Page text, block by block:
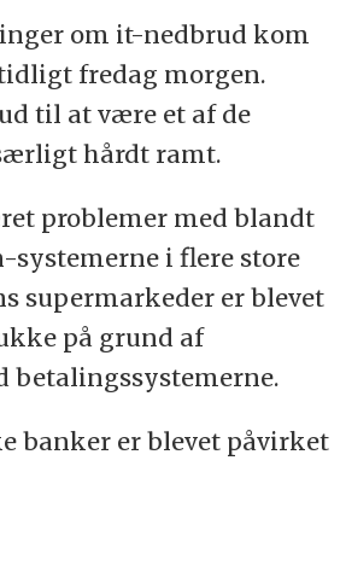
om it-nedbrud kom
fredag morgen.
til at være et af de
hårdt ramt.
problemer med blandt
systemerne i flere store
supermarkeder er blevet
på grund af
betalingssystemerne.
banker er blevet påvirket